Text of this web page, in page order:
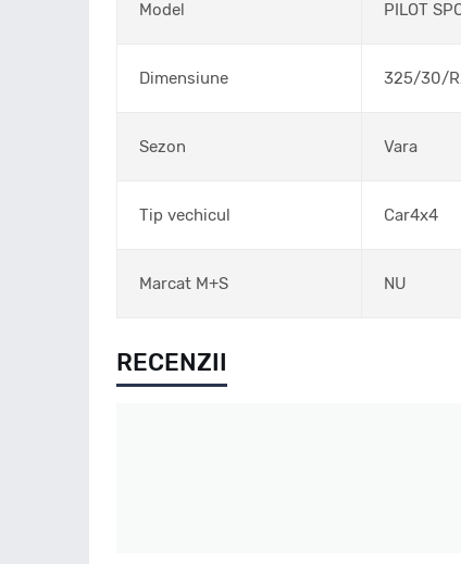
Model PILOT
Dimensiune 325/30/
Sezon Vara
Tip vechicul Car4x4
Marcat M+S NU
RECENZII